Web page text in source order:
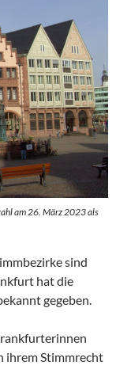
am 26. März 2023 als
sind
hat die
gegeben.
ihrem Stimmrecht